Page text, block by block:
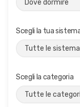
Scegli la tua
Scegli la categoria